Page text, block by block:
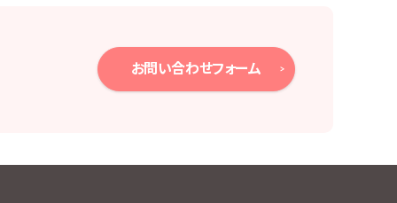
お問い合わせフォーム